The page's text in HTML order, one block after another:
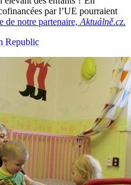
par l’UE pourraient
de notre partenaire, Aktuálně.cz.
Republic